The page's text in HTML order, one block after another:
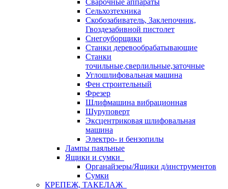
Сварочные аппараты
Сельхозтехника
Скобозабиватель, Заклепочник,
Гвоздезабивной пистолет
Снегоуборщики
Станки деревообрабатывающие
Станки
точильные,сверлильные,заточные
Углошлифовальная машина
Фен строительный
Фрезер
Шлифмашина вибрационная
Шуруповерт
Эксцентриковая шлифовальная
машина
Электро- и бензопилы
Лампы паяльные
Ящики и сумки
Органайзеры/Ящики д/инструментов
Сумки
КРЕПЕЖ, ТАКЕЛАЖ